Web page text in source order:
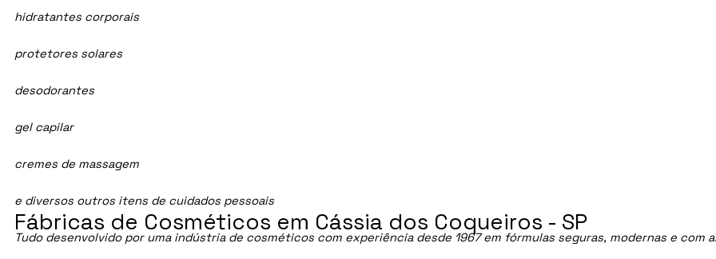
hidratantes corporais
protetores solares
desodorantes
gel capilar
cremes de massagem
e diversos outros itens de cuidados pessoais
Tudo desenvolvido por uma indústria de cosméticos com experiência desde 1967 em fórmulas seguras, modernas e com
Fábricas de Cosméticos em Cássia dos Coqueiros - SP